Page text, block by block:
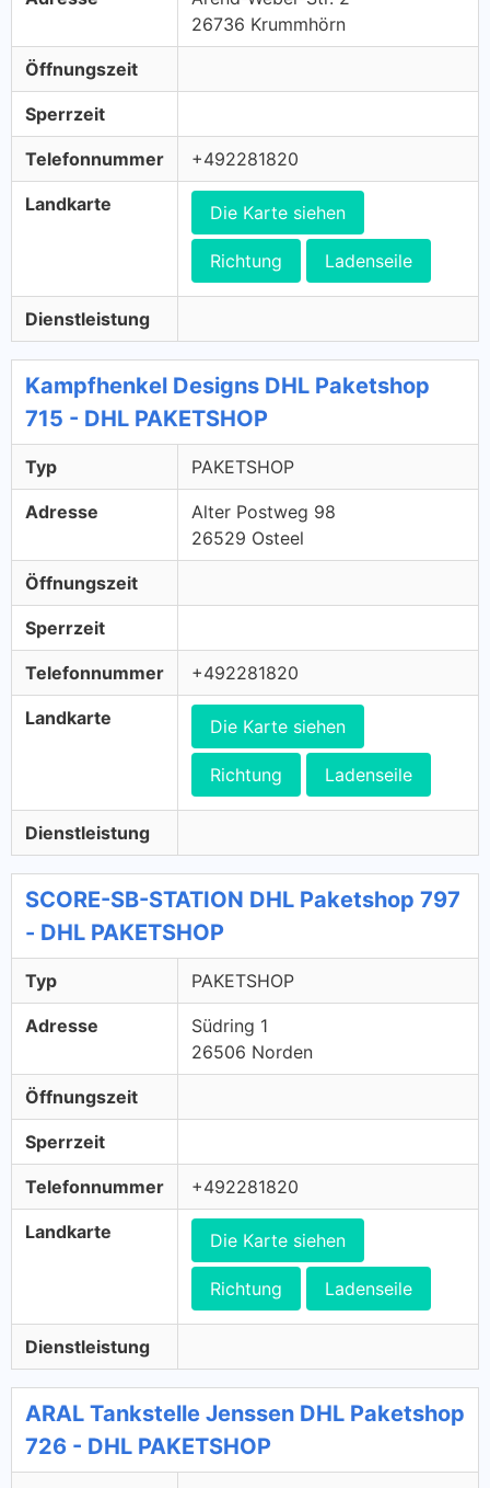
26736 Krummhörn
Öffnungszeit
Sperrzeit
Telefonnummer +492281820
Landkarte Die Karte siehen
Richtung Ladenseile
Dienstleistung
Kampfhenkel Designs DHL Paketshop
715 - DHL PAKETSHOP
Typ PAKETSHOP
Adresse
Alter Postweg 98
26529 Osteel
Öffnungszeit
Sperrzeit
Telefonnummer +492281820
Landkarte Die Karte siehen
Richtung Ladenseile
Dienstleistung
SCORE-SB-STATION DHL Paketshop 797
- DHL PAKETSHOP
Typ PAKETSHOP
Adresse
Südring 1
26506 Norden
Öffnungszeit
Sperrzeit
Telefonnummer +492281820
Landkarte Die Karte siehen
Richtung Ladenseile
Dienstleistung
ARAL Tankstelle Jenssen DHL Paketshop
726 - DHL PAKETSHOP